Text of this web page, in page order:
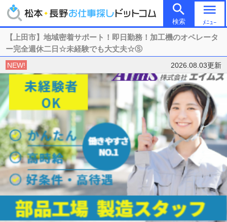

検索
menu
ﾒﾆｭｰ
【上田市】地域密着サポート！即日勤務！加工機のオペレータ
ー完全週休二日☆未経験でも大丈夫☆Ⓢ
NEW! 2026.08.03更新